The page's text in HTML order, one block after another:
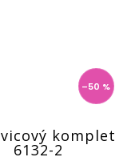
–50 %
komplet
6132-2